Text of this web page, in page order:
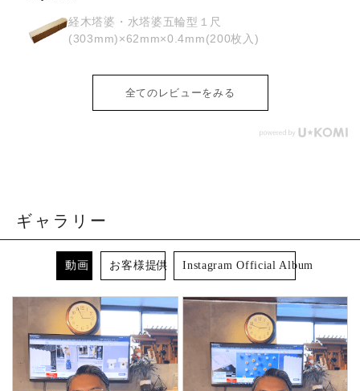
全てのレビューをみる
ギャラリー
動画 お客様提供 Instagram Official Album